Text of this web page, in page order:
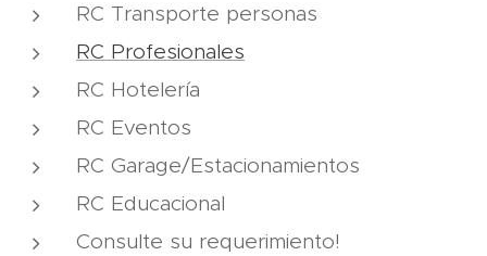
RC Transporte personas
RC Profesionales
RC Hotelería
RC Eventos
RC Garage/Estacionamientos
RC Educacional
Consulte su requerimiento!